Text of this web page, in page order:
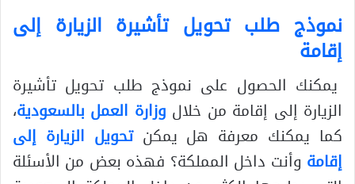
نموذج طلب تحويل تأشيرة الزيارة إلى
إقامة
يمكنك الحصول على نموذج طلب تحويل تأشيرة
الزيارة إلى إقامة من خلال وزارة العمل بالسعودية،
كما يمكنك معرفة هل يمكن تحويل الزيارة إلى
إقامة وأنت داخل المملكة؟ فهذه بعض من الأسئلة